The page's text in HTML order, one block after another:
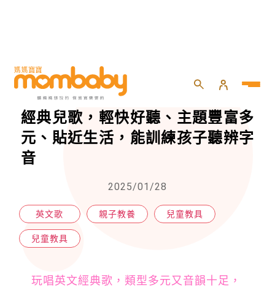
HOME 兒童 兒童教具
從唱英文歌開始學英文：推薦12首
經典兒歌，輕快好聽、主題豐富多
元、貼近生活，能訓練孩子聽辨字
音
2025/01/28
英文歌 親子教養 兒童教具
兒童教具
玩唱英文經典歌，類型多元又音韻十足，